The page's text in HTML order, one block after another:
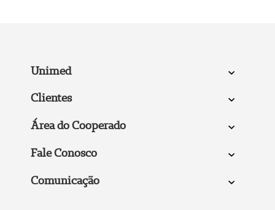
Unimed
Clientes
Área do Cooperado
Fale Conosco
Comunicação